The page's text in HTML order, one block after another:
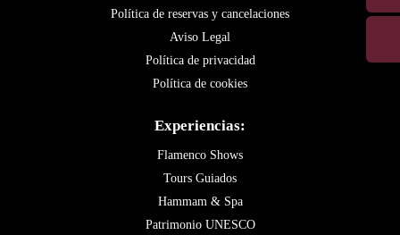
Política de reservas y cancelaciones
Aviso Legal
Política de privacidad
Política de cookies
Experiencias:
Flamenco Shows
Tours Guiados
Hammam & Spa
Patrimonio UNESCO